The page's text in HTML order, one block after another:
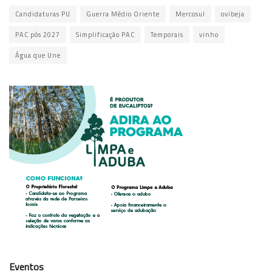
Candidaturas PU Guerra Médio Oriente Mercosul ovibeja
PAC pós 2027 Simplificação PAC Temporais vinho
Água que Une
Eventos